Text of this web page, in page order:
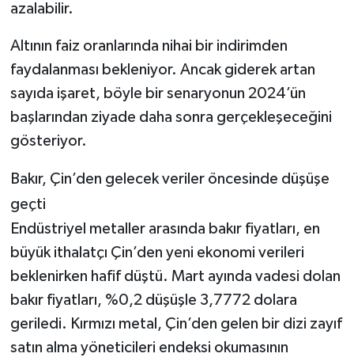
azalabilir.
Altının faiz oranlarında nihai bir indirimden
faydalanması bekleniyor. Ancak giderek artan
sayıda işaret, böyle bir senaryonun 2024’ün
başlarından ziyade daha sonra gerçekleşeceğini
gösteriyor.
Bakır, Çin’den gelecek veriler öncesinde düşüşe
geçti
Endüstriyel metaller arasında bakır fiyatları, en
büyük ithalatçı Çin’den yeni ekonomi verileri
beklenirken hafif düştü. Mart ayında vadesi dolan
bakır fiyatları, %0,2 düşüşle 3,7772 dolara
geriledi. Kırmızı metal, Çin’den gelen bir dizi zayıf
satın alma yöneticileri endeksi okumasının